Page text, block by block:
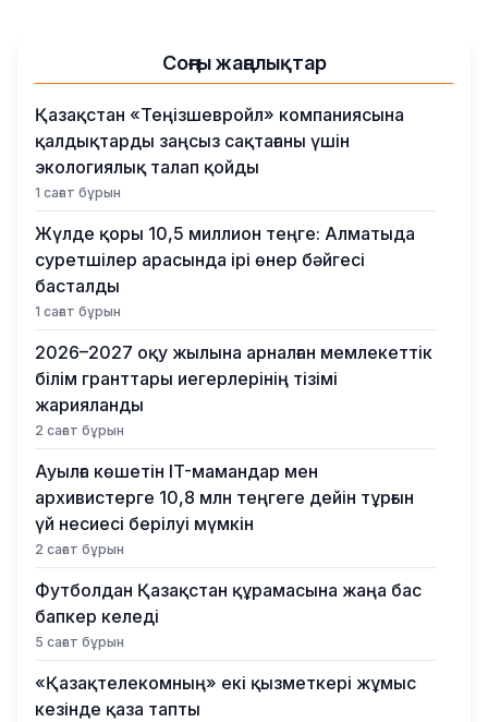
Соңғы жаңалықтар
Қазақстан «Теңізшевройл» компаниясына
қалдықтарды заңсыз сақтағаны үшін
экологиялық талап қойды
1 сағат бұрын
Жүлде қоры 10,5 миллион теңге: Алматыда
суретшілер арасында ірі өнер бәйгесі
басталды
1 сағат бұрын
2026–2027 оқу жылына арналған мемлекеттік
білім гранттары иегерлерінің тізімі
жарияланды
2 сағат бұрын
Ауылға көшетін IT-мамандар мен
архивистерге 10,8 млн теңгеге дейін тұрғын
үй несиесі берілуі мүмкін
2 сағат бұрын
Футболдан Қазақстан құрамасына жаңа бас
бапкер келеді
5 сағат бұрын
«Қазақтелекомның» екі қызметкері жұмыс
кезінде қаза тапты